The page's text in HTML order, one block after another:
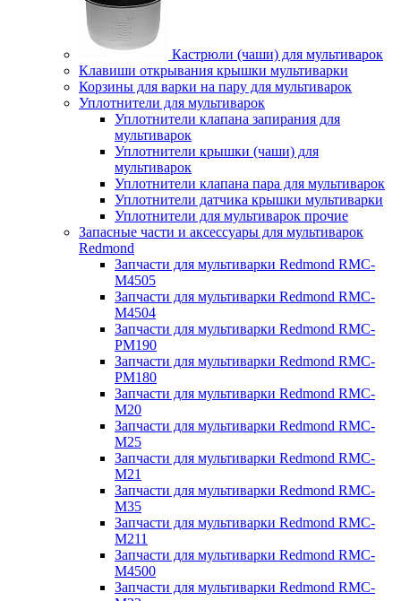
Кастрюли (чаши) для мультиварок
Клавиши открывания крышки мультиварки
Корзины для варки на пару для мультиварок
Уплотнители для мультиварок
Уплотнители клапана запирания для
мультиварок
Уплотнители крышки (чаши) для
мультиварок
Уплотнители клапана пара для мультиварок
Уплотнители датчика крышки мультиварки
Уплотнители для мультиварок прочие
Запасные части и аксессуары для мультиварок
Redmond
Запчасти для мультиварки Redmond RMC-
M4505
Запчасти для мультиварки Redmond RMC-
M4504
Запчасти для мультиварки Redmond RMC-
PM190
Запчасти для мультиварки Redmond RMC-
PM180
Запчасти для мультиварки Redmond RMC-
M20
Запчасти для мультиварки Redmond RMC-
M25
Запчасти для мультиварки Redmond RMC-
M21
Запчасти для мультиварки Redmond RMC-
M35
Запчасти для мультиварки Redmond RMC-
M211
Запчасти для мультиварки Redmond RMC-
M4500
Запчасти для мультиварки Redmond RMC-